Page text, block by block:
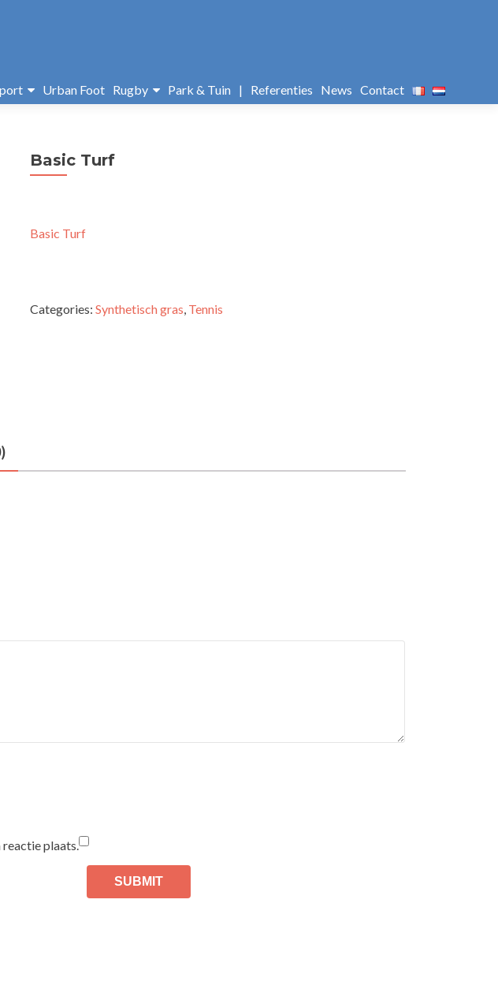
Urban Foot Rugby Park & Tuin | Referenties News Contact
Basic Turf
Basic Turf
Categories: Synthetisch gras, Tennis
reactie plaats.